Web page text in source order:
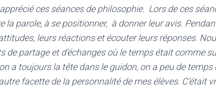
ces séances de philosophie. Lors de ces
la parole, à se positionner, à donner leur avis.
leurs réactions et écouter leurs réponses.
de partage et d’échanges où le temps était comme
a toujours la tête dans le guidon, on a peu de temps
facette de la personnalité de mes élèves. C’était